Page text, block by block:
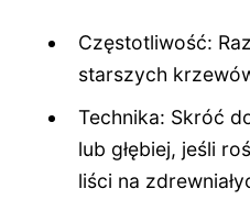
Częstotliwość:
starszych
Technika: Skróć
lub głębiej, jeśli
liści na